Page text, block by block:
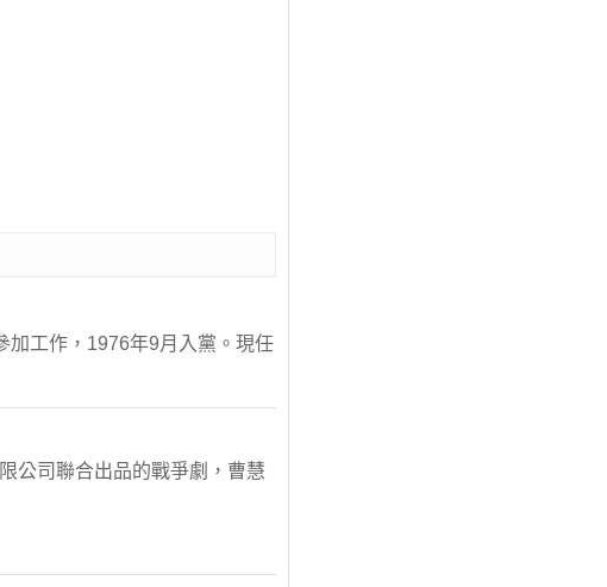
加工作，1976年9月入黨。現任
公司聯合出品的戰爭劇，曹慧